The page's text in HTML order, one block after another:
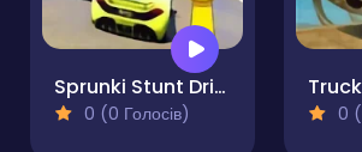
Sprunki Stunt Driving Simulator
0 (0 Голосів) 0